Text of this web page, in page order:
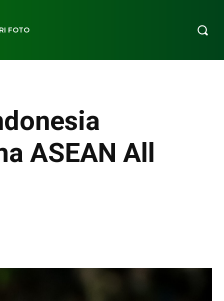
FOTO
ASEAN All